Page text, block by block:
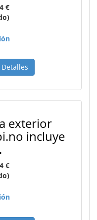
€
Detalles
exterior
incluye
€